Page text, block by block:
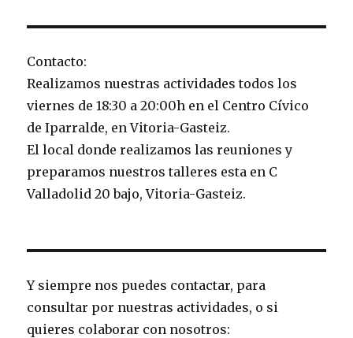
Contacto:
Realizamos nuestras actividades todos los
viernes de 18:30 a 20:00h en el Centro Cívico
de Iparralde, en Vitoria-Gasteiz.
El local donde realizamos las reuniones y
preparamos nuestros talleres esta en C
Valladolid 20 bajo, Vitoria-Gasteiz.
Y siempre nos puedes contactar, para
consultar por nuestras actividades, o si
quieres colaborar con nosotros: